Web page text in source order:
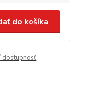
do košíka
dostupnosť